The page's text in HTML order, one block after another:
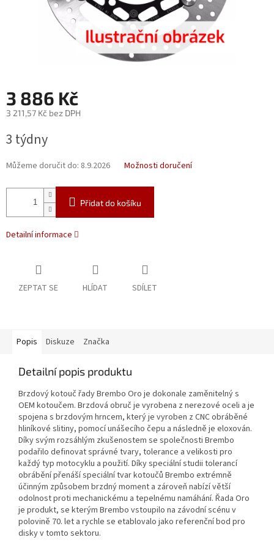
3 886 Kč
3 211,57 Kč bez DPH
cena:
3 týdny
Můžeme doručit do: 8.9.2026 Možnosti doručení
Přidat do košíku
Detailní informace
ZEPTAT SE HLÍDAT SDÍLET
Popis Diskuze Značka
Detailní popis produktu
Brzdový kotouč řady Brembo Oro je dokonale zaměnitelný s
OEM kotoučem. Brzdová obruč je vyrobena z nerezové oceli a je
spojena s brzdovým hrncem, který je vyroben z CNC obráběné
hliníkové slitiny, pomocí unášecího čepu a následně je eloxován.
Díky svým rozsáhlým zkušenostem se společnosti Brembo
podařilo definovat správné tvary, tolerance a velikosti pro
každý typ motocyklu a použití. Díky speciální studii tolerancí
obrábění přenáší speciální tvar kotoučů Brembo extrémně
účinným způsobem brzdný moment a zároveň nabízí větší
odolnost proti mechanickému a tepelnému namáhání. Řada Oro
je produkt, se kterým Brembo vstoupilo na závodní scénu v
polovině 70. let a rychle se etablovalo jako referenční bod pro
disky v tomto sektoru.